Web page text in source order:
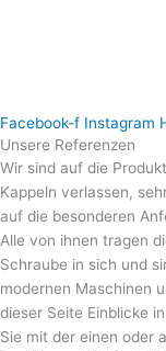
Facebook-f Instagram
Unsere Referenzen
Wir sind auf die
Kappeln verlassen,
auf die besonderen
Alle von ihnen tragen
Schraube in sich und
modernen Maschinen
dieser Seite Einblicke
Sie mit der einen oder